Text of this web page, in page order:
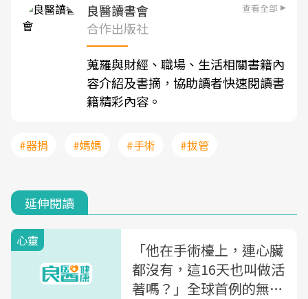
良醫讀書會 查看全部
合作出版社
蒐羅與財經、職場、生活相關書籍內
容介紹及書摘，協助讀者快速閱讀書
籍精彩內容。
#器捐 #媽媽 #手術 #拔管
延伸閱讀
心靈
「他在手術檯上，連心臟
都沒有，這16天也叫做活
著嗎？」全球首例的無心